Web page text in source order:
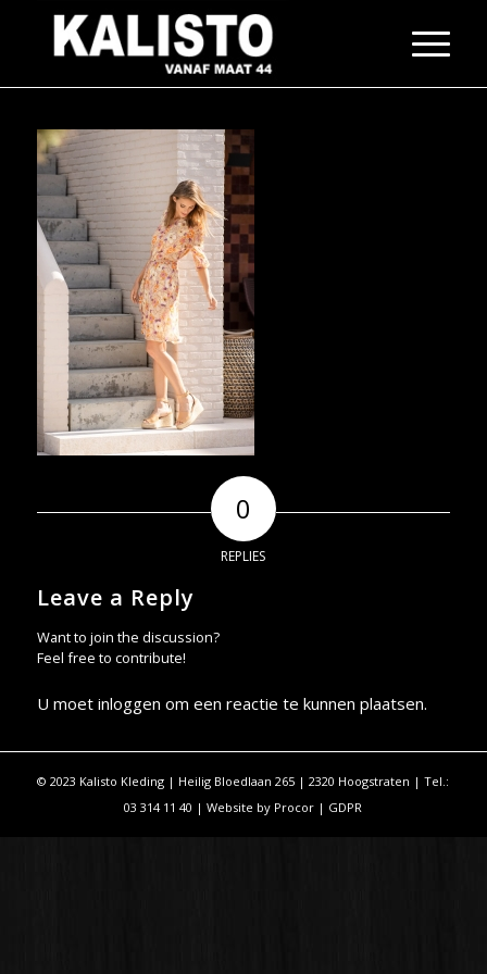
0
REPLIES
Leave a Reply
Want to join the discussion?
Feel free to contribute!
U moet inloggen om een reactie te kunnen plaatsen.
© 2023 Kalisto Kleding | Heilig Bloedlaan 265 | 2320 Hoogstraten | Tel.:
03 314 11 40 | Website by Procor | GDPR